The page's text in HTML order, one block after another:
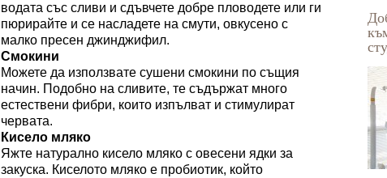
водата със сливи и сдъвчете добре пловодете или ги
пюрирайте и се насладете на смути, овкусено с
малко пресен джинджифил.
Смокини
Можете да използвате сушени смокини по същия
начин. Подобно на сливите, те съдържат много
естествени фибри, които изпълват и стимулират
червата.
Кисело мляко
Яжте натурално кисело мляко с овесени ядки за
закуска. Киселото мляко е пробиотик, който